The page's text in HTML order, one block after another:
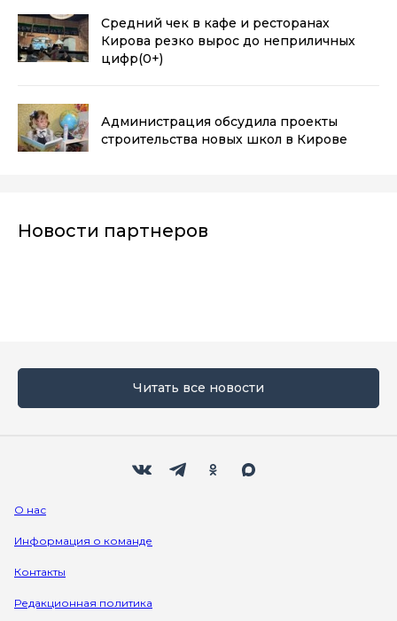
Средний чек в кафе и ресторанах
Кирова резко вырос до неприличных
цифр(0+)
Администрация обсудила проекты
строительства новых школ в Кирове
Новости партнеров
Читать все новости
О нас
Информация о команде
Контакты
Редакционная политика